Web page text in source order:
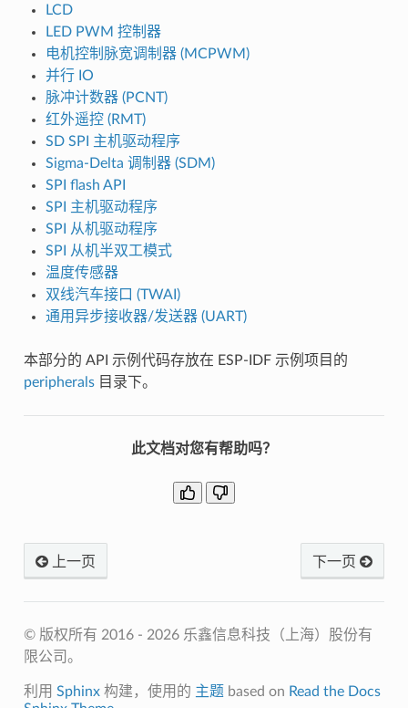
LCD
LED PWM 控制器
电机控制脉宽调制器 (MCPWM)
并行 IO
脉冲计数器 (PCNT)
红外遥控 (RMT)
SD SPI 主机驱动程序
Sigma-Delta 调制器 (SDM)
SPI flash API
SPI 主机驱动程序
SPI 从机驱动程序
SPI 从机半双工模式
温度传感器
双线汽车接口 (TWAI)
通用异步接收器/发送器 (UART)
本部分的 API 示例代码存放在 ESP-IDF 示例项目的
peripherals目录下。
此文档对您有帮助吗？
上一页 下一页
© 版权所有 2016 - 2026 乐鑫信息科技（上海）股份有
限公司。
利用 Sphinx构建，使用的 主题 based on Read the Docs